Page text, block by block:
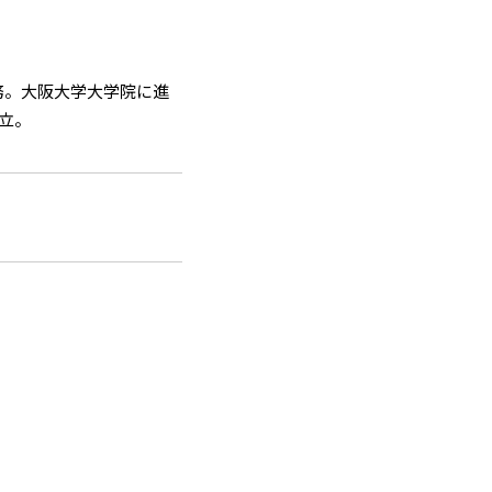
大阪大学大学院に進
。